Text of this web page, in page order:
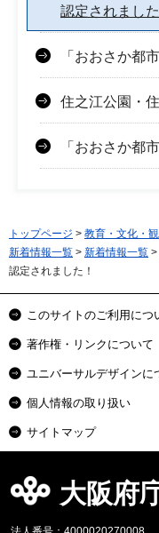
認定されました
「おおさか都
住之江公園・
「おおさか都
トップページ > 教育・文化・
新着情報一覧 > 新着情報一覧 >
認定されました！
このサイトのご利用につ
著作権・リンクについて
ユニバーサルデザインに
個人情報の取り扱い
サイトマップ
大阪府